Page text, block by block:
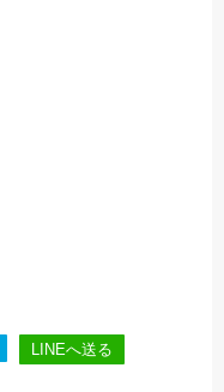
LINEへ送る